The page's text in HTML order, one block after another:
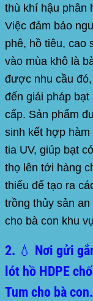
thù khí hậu phân
Việc đảm bảo
phê, hồ tiêu, cao
vào mùa khô là
được nhu cầu đó,
đến giải pháp bạt
cấp. Sản phẩm
sinh kết hợp
tia UV, giúp bạt
thọ lên tới hàng
thiếu để tạo ra
trồng thủy sản
cho bà con khu
2. 💧 Nơi gửi
lót hồ HDPE
Tum cho bà con.